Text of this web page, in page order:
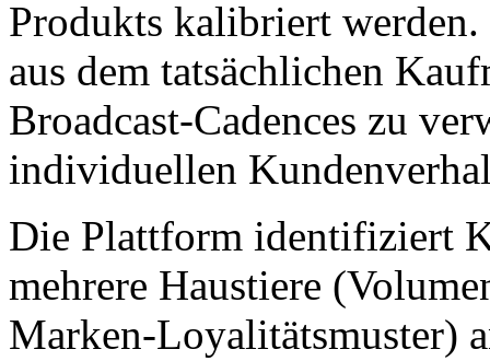
Produkts kalibriert
aus dem tatsächlichen
Broadcast-Cadences zu
individuellen
Die Plattform identifiziert
mehrere Haustiere
Marken-Loyalitätsmuster)